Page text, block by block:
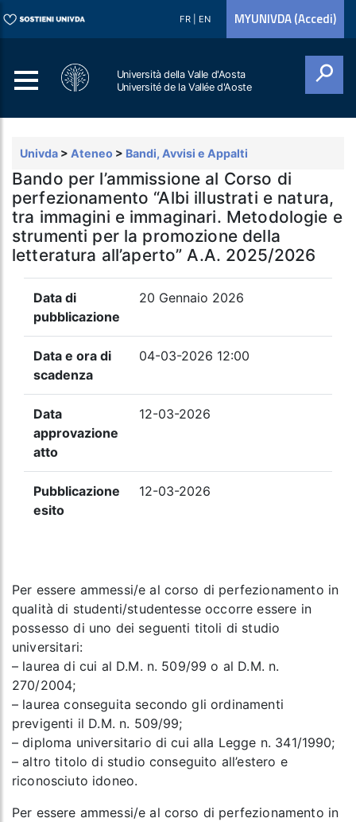
FR EN MYUNIVDA (Accedi)
Università della Valle d'Aosta
Université de la Vallée d'Aoste
Univda > Ateneo > Bandi, Avvisi e Appalti
Bando per l’ammissione al Corso di
perfezionamento “Albi illustrati e natura,
tra immagini e immaginari. Metodologie e
strumenti per la promozione della
letteratura all’aperto” A.A. 2025/2026
Data di
pubblicazione
20 Gennaio 2026
Data e ora di
scadenza
04-03-2026 12:00
Data
approvazione
atto
12-03-2026
Pubblicazione
esito
12-03-2026
Per essere ammessi/e al corso di perfezionamento in
qualità di studenti/studentesse occorre essere in
possesso di uno dei seguenti titoli di studio
universitari:
– laurea di cui al D.M. n. 509/99 o al D.M. n.
270/2004;
– laurea conseguita secondo gli ordinamenti
previgenti il D.M. n. 509/99;
– diploma universitario di cui alla Legge n. 341/1990;
– altro titolo di studio conseguito all’estero e
riconosciuto idoneo.
Per essere ammessi/e al corso di perfezionamento in